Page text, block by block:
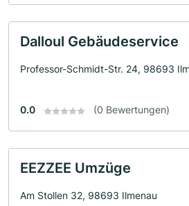
Dalloul Gebäudeservice
Professor-Schmidt-Str. 24, 98693
0.0 (0 Bewertungen)
EEZZEE Umzüge
Am Stollen 32, 98693 Ilmenau